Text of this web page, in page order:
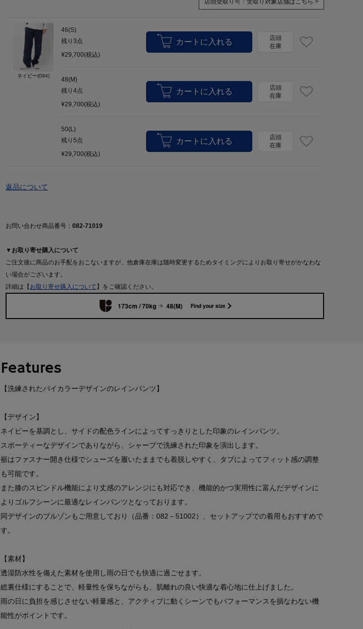
店頭受取り可： 受取り対象店舗はこちら >
ネイビー(094)
46(S)
残り 3点
¥29,700(税込)
店頭
在庫
48(M)
残り 4点
¥29,700(税込)
店頭
在庫
50(L)
残り 5点
¥29,700(税込)
店頭
在庫
返品について
お問い合わせ商品番号： 082-71019
▼お取り寄せ購入について
ご注文後に商品のお手配をおこないますが、他倉庫在庫は随時変更するためタイミングによりお取り寄せがかなわな
い場合がございます。
詳細は【 お取り寄せ購入について 】をご確認ください。
173cm / 70kg 48(M) Find your size
Features
【洗練されたバイカラーデザインのレインパンツ】
【デザイン】
ネイビーを基調とし、サイドの配色ラインによってすっきりとした印象のレインパンツ。
スポーティーなデザインでありながら、シャープで洗練された印象を演出します。
裾はファスナー開き仕様でシューズを履いたままでも着脱しやすく、タブによってフィット感の調整
も可能です。
また膝のスピンドル機能により丈感のアレンジにも対応でき、機能的かつ実用性に富んだデザインに
よりゴルフシーンに最適なレインパンツとなっております。
同デザインのブルゾンもご用意しており（品番：082－51002）、セットアップでの着用もおすすめで
す。
【素材】
透湿防水性を備えた素材を使用し雨の日でも快適に過ごせます。
総裏仕様にすることで、軽量性を保ちながらも、肌離れの良い快適な着心地に仕上げました。
雨の日に負担を感じさせない軽量感と、アクティブに動くシーンでもパフォーマンスを損なわない機
能性がポイントです。